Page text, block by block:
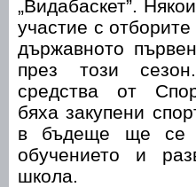
„Видабаскет”.
участие с
държавното
през този
средства от
бяха закупени
в бъдеще ще се
обучението и
школа.